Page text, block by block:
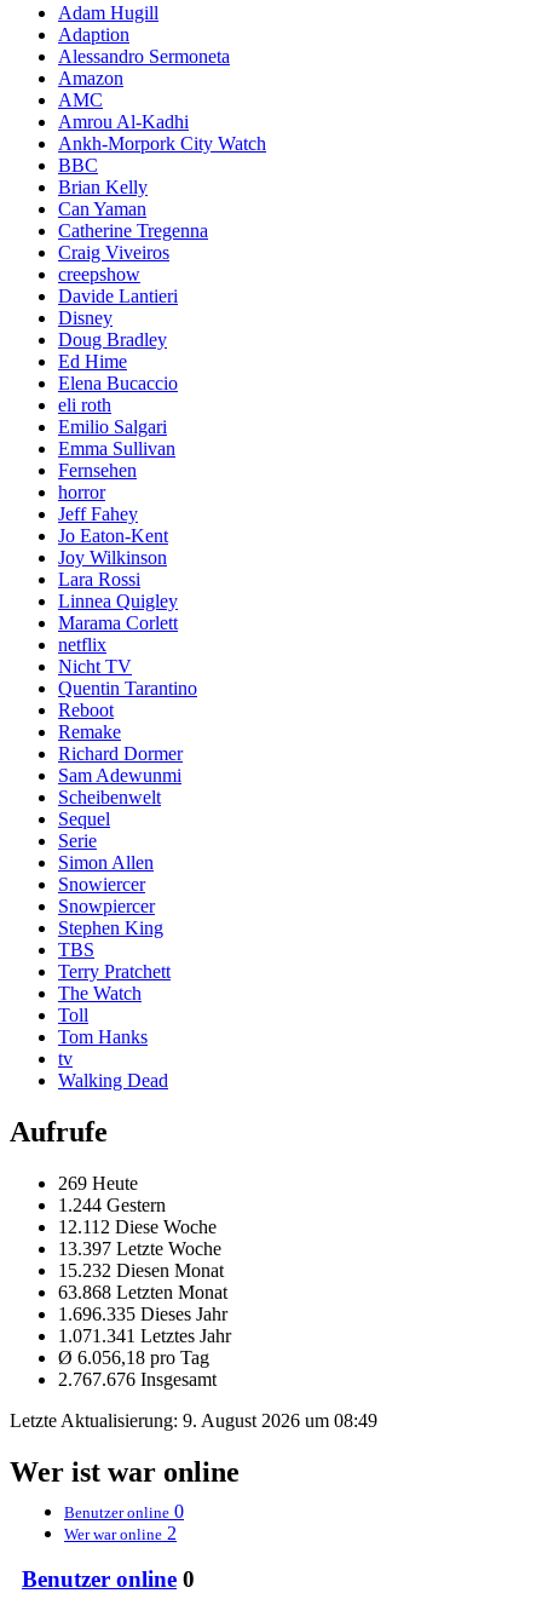
Adam Hugill
Adaption
Alessandro Sermoneta
Amazon
AMC
Amrou Al-Kadhi
Ankh-Morpork City Watch
BBC
Brian Kelly
Can Yaman
Catherine Tregenna
Craig Viveiros
creepshow
Davide Lantieri
Disney
Doug Bradley
Ed Hime
Elena Bucaccio
eli roth
Emilio Salgari
Emma Sullivan
Fernsehen
horror
Jeff Fahey
Jo Eaton-Kent
Joy Wilkinson
Lara Rossi
Linnea Quigley
Marama Corlett
netflix
Nicht TV
Quentin Tarantino
Reboot
Remake
Richard Dormer
Sam Adewunmi
Scheibenwelt
Sequel
Serie
Simon Allen
Snowiercer
Snowpiercer
Stephen King
TBS
Terry Pratchett
The Watch
Toll
Tom Hanks
tv
Walking Dead
Aufrufe
269 Heute
1.244 Gestern
12.112 Diese Woche
13.397 Letzte Woche
15.232 Diesen Monat
63.868 Letzten Monat
1.696.335 Dieses Jahr
1.071.341 Letztes Jahr
Ø 6.056,18 pro Tag
2.767.676 Insgesamt
Letzte Aktualisierung: 9. August 2026 um 08:49
Wer ist war online
Benutzer online 0
Wer war online 2
Benutzer online 0